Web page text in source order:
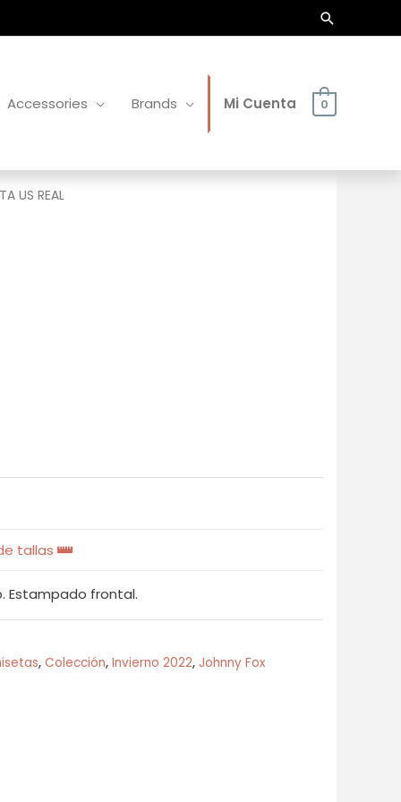
Buscar
Accessories Brands Mi Cuenta 0
US REAL
tallas
Estampado frontal.
, Colección, Invierno 2022, Johnny Fox